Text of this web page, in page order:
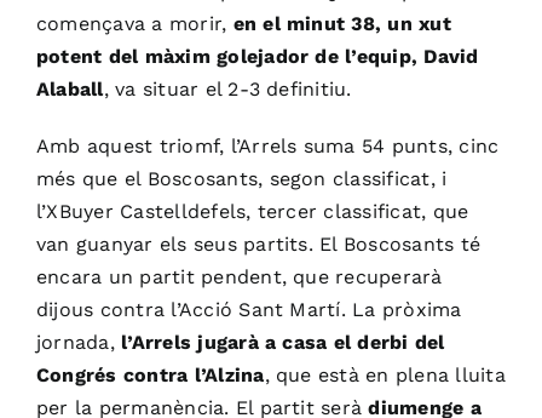
començava a morir, en el minut 38, un xut
potent del màxim golejador de l’equip, David
Alaball, va situar el 2-3 definitiu.
Amb aquest triomf, l’Arrels suma 54 punts, cinc
més que el Boscosants, segon classificat, i
l’XBuyer Castelldefels, tercer classificat, que
van guanyar els seus partits. El Boscosants té
encara un partit pendent, que recuperarà
dijous contra l’Acció Sant Martí. La pròxima
jornada, l’Arrels jugarà a casa el derbi del
Congrés contra l’Alzina, que està en plena lluita
per la permanència. El partit seràdiumenge a